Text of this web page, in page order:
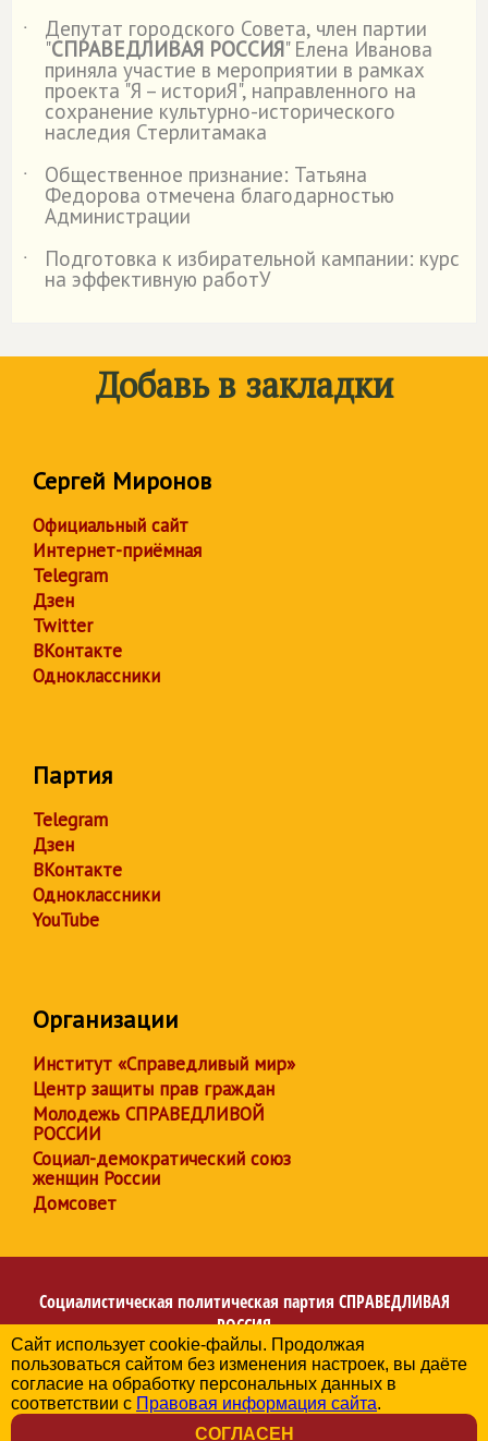
˙
Депутат городского Совета, член партии
"СПРАВЕДЛИВАЯ РОССИЯ" Елена Иванова
приняла участие в мероприятии в рамках
проекта "Я – историЯ", направленного на
сохранение культурно-исторического
наследия Стерлитамака
˙
Общественное признание: Татьяна
Федорова отмечена благодарностью
Администрации
˙
Подготовка к избирательной кампании: курс
на эффективную работУ
Добавь в закладки
Сергей Миронов
Официальный сайт
Интернет-приёмная
Telegram
Дзен
Twitter
ВКонтакте
Одноклассники
Партия
Telegram
Дзен
ВКонтакте
Одноклассники
YouTube
Организации
Институт «Справедливый мир»
Центр защиты прав граждан
Молодежь СПРАВЕДЛИВОЙ
РОССИИ
Социал-демократический союз
женщин России
Домсовет
Социалистическая политическая партия СПРАВЕДЛИВАЯ
РОССИЯ
Региональное отделение партии в Республике
Башкортостан
© 2006-2026
Политика в отношении обработки персональных данных
Сайт использует cookie-файлы. Продолжая
пользоваться сайтом без изменения настроек, вы даёте
согласие на обработку персональных данных в
соответствии с Правовая информация сайта.
СОГЛАСЕН